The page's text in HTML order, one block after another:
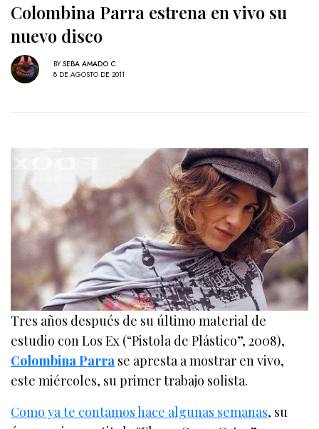
Colombina Parra estrena en vivo su
nuevo disco
BY SEBA AMADO C.
8 DE AGOSTO DE 2011
Tres años después de su último material de
estudio con Los Ex (“Pistola de Plástico”, 2008),
Colombina Parra se apresta a mostrar en vivo,
este miércoles, su primer trabajo solista.
Como ya te contamos hace algunas semanas, su